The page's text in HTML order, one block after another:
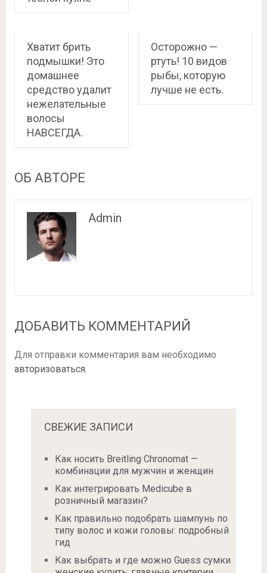
Хватит брить
подмышки! Это
домашнее
средство удалит
нежелательные
волосы
НАВСЕГДА.
Осторожно —
ртуть! 10 видов
рыбы, которую
лучше не есть.
ОБ АВТОРЕ
Admin
ДОБАВИТЬ КОММЕНТАРИЙ
Для отправки комментария вам необходимо
авторизоваться.
СВЕЖИЕ ЗАПИСИ
Как носить Breitling Chronomat —
комбинации для мужчин и женщин
Как интегрировать Medicube в
розничный магазин?
Как правильно подобрать шампунь по
типу волос и кожи головы: подробный
гид
Как выбрать и где можно Guess сумки